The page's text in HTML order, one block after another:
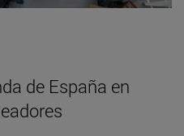
de España en